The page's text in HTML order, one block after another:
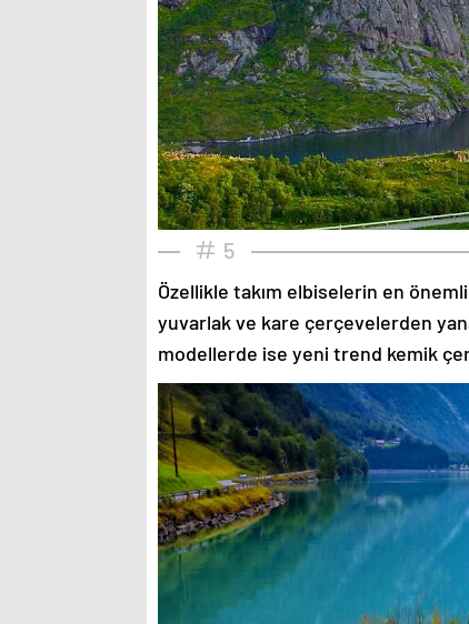
5
Özellikle takım elbiselerin en
yuvarlak ve kare çerçevelerden
modellerde ise yeni trend kemik